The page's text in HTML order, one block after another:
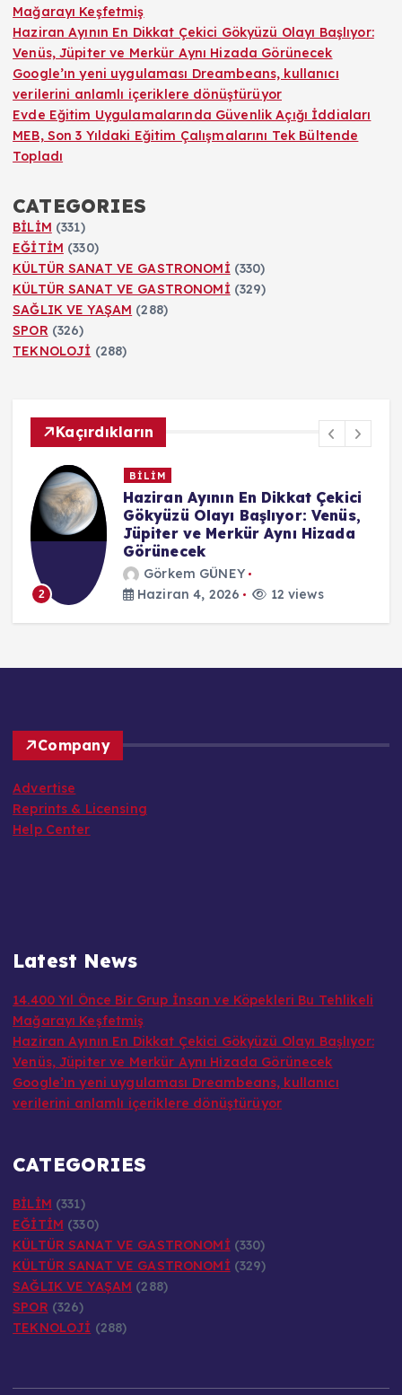
Mağarayı Keşfetmiş
Haziran Ayının En Dikkat Çekici Gökyüzü Olayı Başlıyor:
Venüs, Jüpiter ve Merkür Aynı Hizada Görünecek
Google’ın yeni uygulaması Dreambeans, kullanıcı
verilerini anlamlı içeriklere dönüştürüyor
Evde Eğitim Uygulamalarında Güvenlik Açığı İddiaları
MEB, Son 3 Yıldaki Eğitim Çalışmalarını Tek Bültende
Topladı
CATEGORIES
BİLİM (331)
EĞİTİM (330)
KÜLTÜR SANAT VE GASTRONOMİ (330)
KÜLTÜR SANAT VE GASTRONOMİ (329)
SAĞLIK VE YAŞAM (288)
SPOR (326)
TEKNOLOJİ (288)
Kaçırdıkların
2
BİLİM
Haziran Ayının En Dikkat Çekici
Gökyüzü Olayı Başlıyor: Venüs,
Jüpiter ve Merkür Aynı Hizada
Görünecek
Görkem GÜNEY
Haziran 4, 2026
12 views
Company
Advertise
Reprints & Licensing
Help Center
Latest News
14.400 Yıl Önce Bir Grup İnsan ve Köpekleri Bu Tehlikeli
Mağarayı Keşfetmiş
Haziran Ayının En Dikkat Çekici Gökyüzü Olayı Başlıyor:
Venüs, Jüpiter ve Merkür Aynı Hizada Görünecek
Google’ın yeni uygulaması Dreambeans, kullanıcı
verilerini anlamlı içeriklere dönüştürüyor
CATEGORIES
BİLİM (331)
EĞİTİM (330)
KÜLTÜR SANAT VE GASTRONOMİ (330)
KÜLTÜR SANAT VE GASTRONOMİ (329)
SAĞLIK VE YAŞAM (288)
SPOR (326)
TEKNOLOJİ (288)